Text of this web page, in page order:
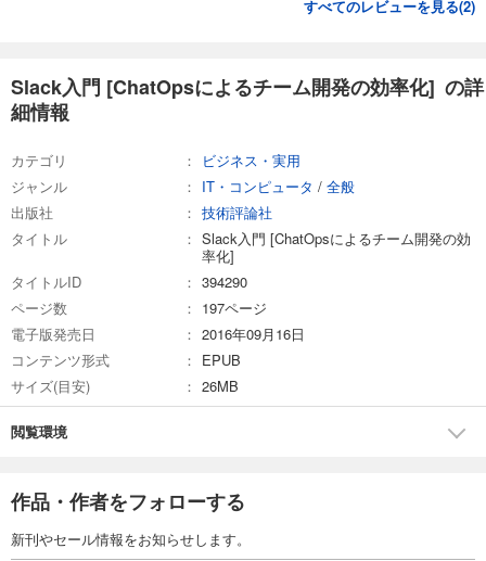
すべてのレビューを見る(2)
Slack入門 [ChatOpsによるチーム開発の効率化] の詳
細情報
カテゴリ
ビジネス・実用
ジャンル
IT・コンピュータ / 全般
出版社
技術評論社
タイトル
Slack入門 [ChatOpsによるチーム開発の効
率化]
タイトルID
394290
ページ数
197ページ
電子版発売日
2016年09月16日
コンテンツ形式
EPUB
サイズ(目安)
26MB
閲覧環境
作品・作者をフォローする
新刊やセール情報をお知らせします。